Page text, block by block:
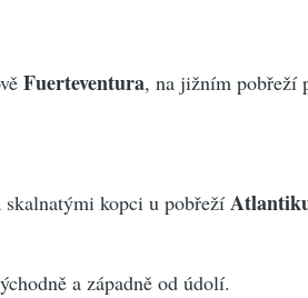
Fuerteventura, na jižním pobřeží
kopci u pobřeží
a západně od údolí.